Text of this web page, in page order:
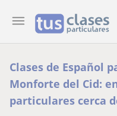
Clases de Español
Monforte del Cid:
particulares cerca